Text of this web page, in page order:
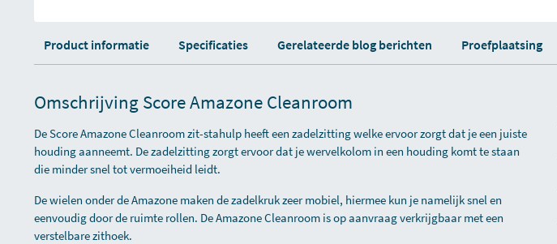
Product informatie Specificaties Gerelateerde blog berichten Proefplaatsing
Omschrijving Score Amazone Cleanroom
De Score Amazone Cleanroom zit-stahulp heeft een zadelzitting welke ervoor zorgt dat je een juiste
houding aanneemt. De zadelzitting zorgt ervoor dat je wervelkolom in een houding komt te staan
die minder snel tot vermoeiheid leidt.
De wielen onder de Amazone maken de zadelkruk zeer mobiel, hiermee kun je namelijk snel en
eenvoudig door de ruimte rollen. De Amazone Cleanroom is op aanvraag verkrijgbaar met een
verstelbare zithoek.